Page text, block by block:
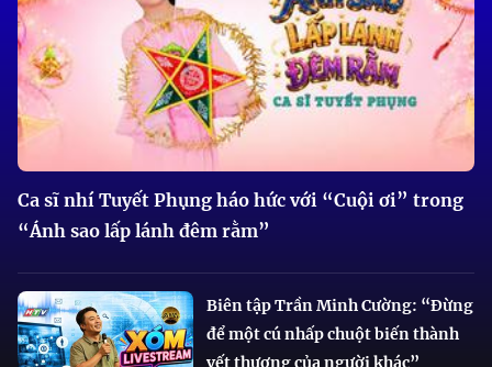
Ca sĩ nhí Tuyết Phụng háo hức với “Cuội ơi” trong
“Ánh sao lấp lánh đêm rằm”
Biên tập Trần Minh Cường: “Đừng
để một cú nhấp chuột biến thành
vết thương của người khác”